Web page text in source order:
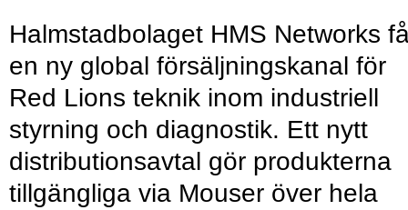
Halmstadbolaget HMS Networks
en ny global försäljningskanal för
Red Lions teknik inom industriell
styrning och diagnostik. Ett nytt
distributionsavtal gör produkterna
tillgängliga via Mouser över hela